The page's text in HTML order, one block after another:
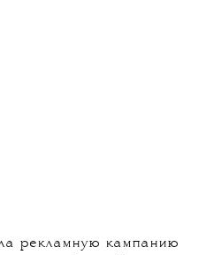
рекламную кампанию